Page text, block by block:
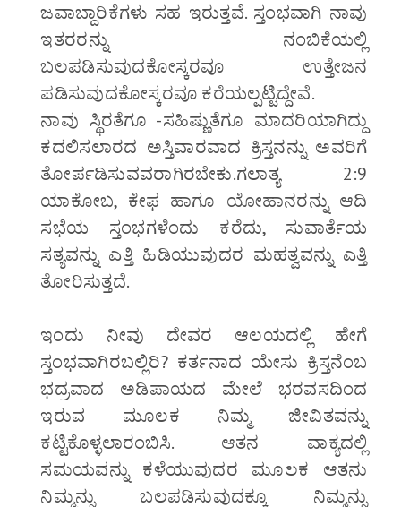
ಜವಾಬ್ದಾರಿಕೆಗಳು ಸಹ ಇರುತ್ತವೆ. ಸ್ತಂಭವಾಗಿ ನಾವು
ಇತರರನ್ನು ನಂಬಿಕೆಯಲ್ಲಿ
ಬಲಪಡಿಸುವುದಕೋಸ್ಕರವೂ ಉತ್ತೇಜನ
ಪಡಿಸುವುದಕೋಸ್ಕರವೂ ಕರೆಯಲ್ಪಟ್ಟಿದ್ದೇವೆ.
ನಾವು ಸ್ಥಿರತೆಗೂ -ಸಹಿಷ್ಣುತೆಗೂ ಮಾದರಿಯಾಗಿದ್ದು
ಕದಲಿಸಲಾರದ ಅಸ್ತಿವಾರವಾದ ಕ್ರಿಸ್ತನನ್ನು ಅವರಿಗೆ
ತೋರ್ಪಡಿಸುವವರಾಗಿರಬೇಕು.ಗಲಾತ್ಯ 2:9
ಯಾಕೋಬ, ಕೇಫ ಹಾಗೂ ಯೋಹಾನರನ್ನು ಆದಿ
ಸಭೆಯ ಸ್ತಂಭಗಳೆಂದು ಕರೆದು, ಸುವಾರ್ತೆಯ
ಸತ್ಯವನ್ನು ಎತ್ತಿ ಹಿಡಿಯುವುದರ ಮಹತ್ವವನ್ನು ಎತ್ತಿ
ತೋರಿಸುತ್ತದೆ.
ಇಂದು ನೀವು ದೇವರ ಆಲಯದಲ್ಲಿ ಹೇಗೆ
ಸ್ತಂಭವಾಗಿರಬಲ್ಲಿರಿ? ಕರ್ತನಾದ ಯೇಸು ಕ್ರಿಸ್ತನೆಂಬ
ಭದ್ರವಾದ ಅಡಿಪಾಯದ ಮೇಲೆ ಭರವಸದಿಂದ
ಇರುವ ಮೂಲಕ ನಿಮ್ಮ ಜೀವಿತವನ್ನು
ಕಟ್ಟಿಕೊಳ್ಳಲಾರಂಬಿಸಿ. ಆತನ ವಾಕ್ಯದಲ್ಲಿ
ಸಮಯವನ್ನು ಕಳೆಯುವುದರ ಮೂಲಕ ಆತನು
ನಿಮ್ಮನ್ನು ಬಲಪಡಿಸುವುದಕ್ಕೂ ನಿಮ್ಮನ್ನು